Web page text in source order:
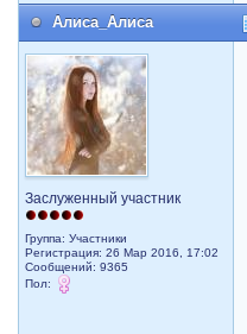
Алиса_Алиса
Заслуженный участник
Группа: Участники
Регистрация: 26 Мар 2016, 17:02
Сообщений: 9365
Пол: